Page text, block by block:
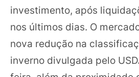
investimento, após
nos últimos dias. O
nova redução na
inverno divulgada pelo